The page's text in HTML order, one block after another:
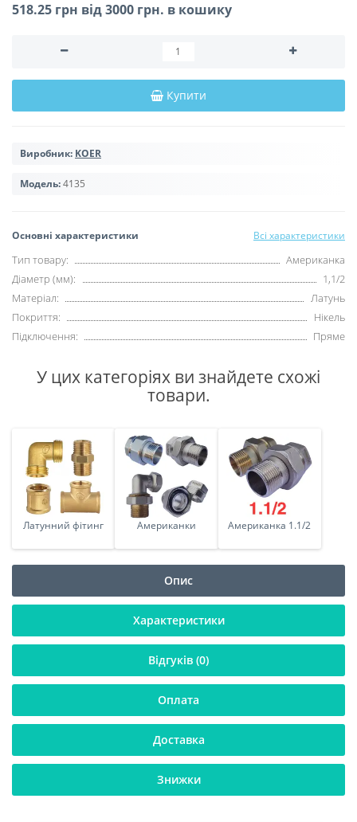
518.25 грн вiд 3000 грн. в кошику
Купити
Виробник: KOER
Модель:4135
Основні характеристики Всі характеристики
Тип товару:
Американка
Діаметр (мм):
1,1/2
Матеріал:
Латунь
Покриття:
Нікель
Підключення:
Пряме
У цих категоріях ви знайдете схожі
товари.
Латунний фітинг Американки Американка 1.1/2
Опис
Характеристики
Відгуків (0)
Оплата
Доставка
Знижки